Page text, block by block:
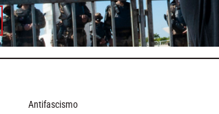
Antifascismo